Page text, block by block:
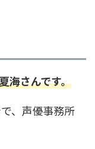
海さんです。
、声優事務所